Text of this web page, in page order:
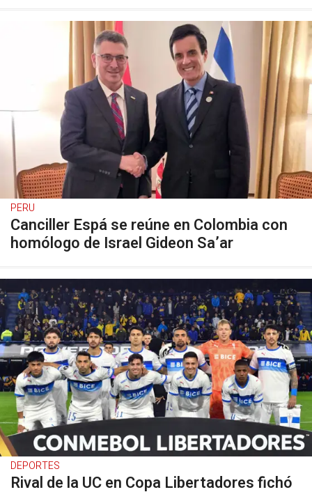
PERU
Canciller Espá se reúne en Colombia con
homólogo de Israel Gideon Sa’ar
DEPORTES
Rival de la UC en Copa Libertadores fichó